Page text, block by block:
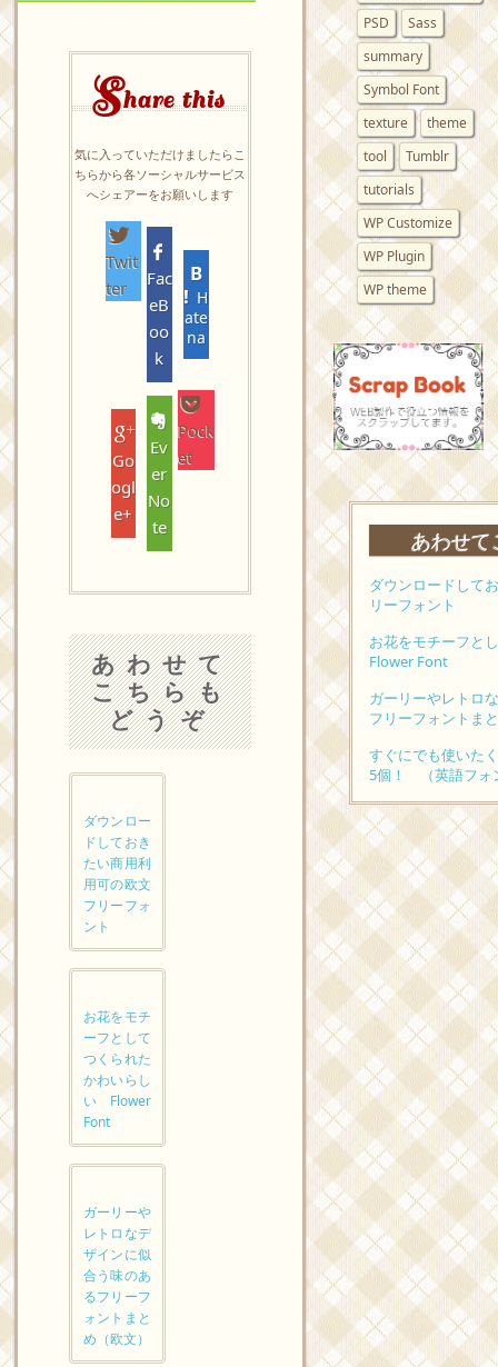
Share this
気に入っていただけましたらこ
ちらから各ソーシャルサービス
へシェアーをお願いします
Twit
ter
Fac
eB
oo
k
H
ate
na
Go
ogl
e+
Ev
er
No
te
Pock
et
あわせて
こちらも
どうぞ
ダウンロー
ドしておき
たい商用利
用可の欧文
フリーフォ
ント
お花をモチ
ーフとして
つくられた
かわいらし
いFlower
Font
ガーリーや
レトロなデ
ザインに似
合う味のあ
るフリーフ
ォントまと
め（欧文）
PSD
Sass
summary
Symbol Font
texture
theme
tool
Tumblr
tutorials
WP Customize
WP Plugin
WP theme
あわせて
ダウンロードして
リーフォント
お花をモチーフと
Flower Font
ガーリーやレトロ
フリーフォントま
すぐにでも使いた
5個！ （英語フォ